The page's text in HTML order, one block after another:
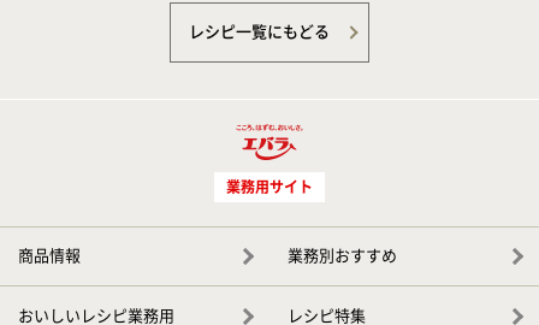
レシピ一覧にもどる
業務用サイト
商品情報 業務別おすすめ
おいしいレシピ業務用 レシピ特集